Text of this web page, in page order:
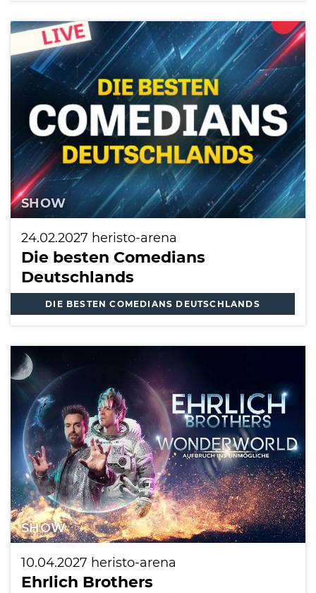
SHOW
24.02.2027 heristo-arena
Die besten Comedians
Deutschlands
DIE BESTEN COMEDIANS DEUTSCHLANDS
SHOW
10.04.2027 heristo-arena
Ehrlich Brothers